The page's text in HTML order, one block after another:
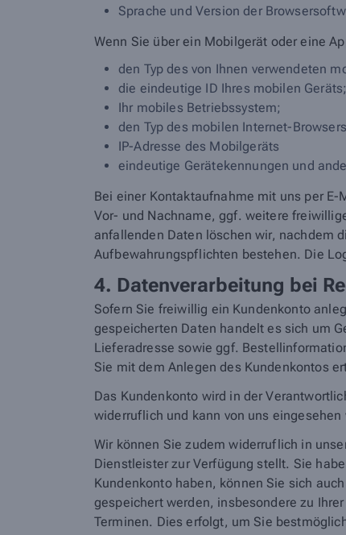
Sprache und Version der
Wenn Sie über ein Mobilgerät oder eine
den Typ des von Ihnen verwendeten
die eindeutige ID Ihres mobilen Geräts;
Ihr mobiles Betriebssystem;
den Typ des mobilen Internet-
IP-Adresse des Mobilgeräts
eindeutige Gerätekennungen und
Bei einer Kontaktaufnahme mit uns per
Vor- und Nachname, ggf. weitere
anfallenden Daten löschen wir, nachdem
Aufbewahrungspflichten bestehen. Die
4. Datenverarbeitung bei
Sofern Sie freiwillig ein Kundenkonto
gespeicherten Daten handelt es sich um
Lieferadresse sowie ggf.
Sie mit dem Anlegen des Kundenkontos
Das Kundenkonto wird in der
widerruflich und kann von uns eingesehen
Wir können Sie zudem widerruflich in
Dienstleister zur Verfügung stellt. Sie
Kundenkonto haben, können Sie sich
gespeichert werden, insbesondere zu
Terminen. Dies erfolgt, um Sie